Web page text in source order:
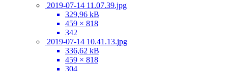
2019-07-14 11.07.39.jpg
329,96 kB
459 × 818
342
2019-07-14 10.41.13.jpg
336,62 kB
459 × 818
304